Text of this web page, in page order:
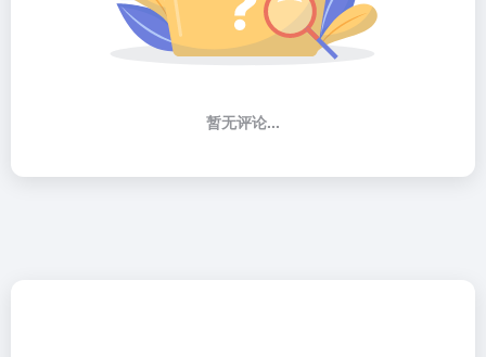
暂无评论...